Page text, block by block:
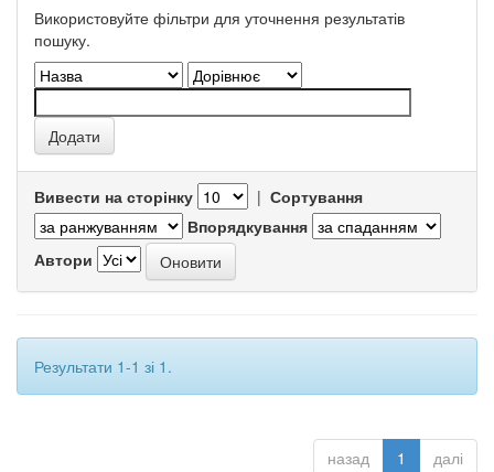
Використовуйте фільтри для уточнення результатів
пошуку.
Вивести на сторінку | Сортування
Впорядкування
Автори
Результати 1-1 зі 1.
назад 1 далі